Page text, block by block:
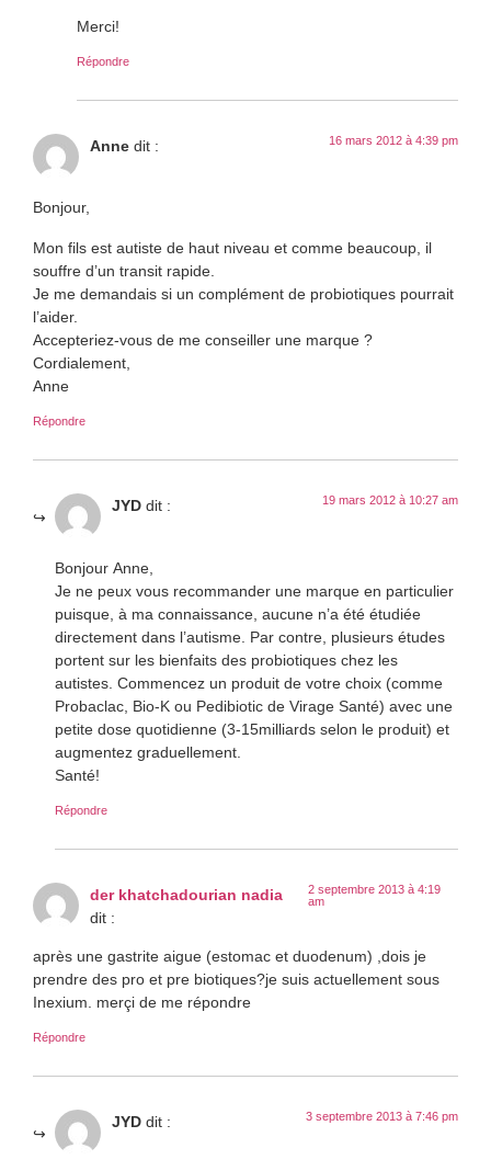
Merci!
Répondre
Anne dit : 16 mars 2012 à 4:39 pm
Bonjour,
Mon fils est autiste de haut niveau et comme beaucoup, il
souffre d’un transit rapide.
Je me demandais si un complément de probiotiques pourrait
l’aider.
Accepteriez-vous de me conseiller une marque ?
Cordialement,
Anne
Répondre
JYD dit : 19 mars 2012 à 10:27 am
Bonjour Anne,
Je ne peux vous recommander une marque en particulier
puisque, à ma connaissance, aucune n’a été étudiée
directement dans l’autisme. Par contre, plusieurs études
portent sur les bienfaits des probiotiques chez les
autistes. Commencez un produit de votre choix (comme
Probaclac, Bio-K ou Pedibiotic de Virage Santé) avec une
petite dose quotidienne (3-15milliards selon le produit) et
augmentez graduellement.
Santé!
Répondre
der khatchadourian nadia
dit :
2 septembre 2013 à 4:19
am
après une gastrite aigue (estomac et duodenum) ,dois je
prendre des pro et pre biotiques?je suis actuellement sous
Inexium. merçi de me répondre
Répondre
JYD dit : 3 septembre 2013 à 7:46 pm